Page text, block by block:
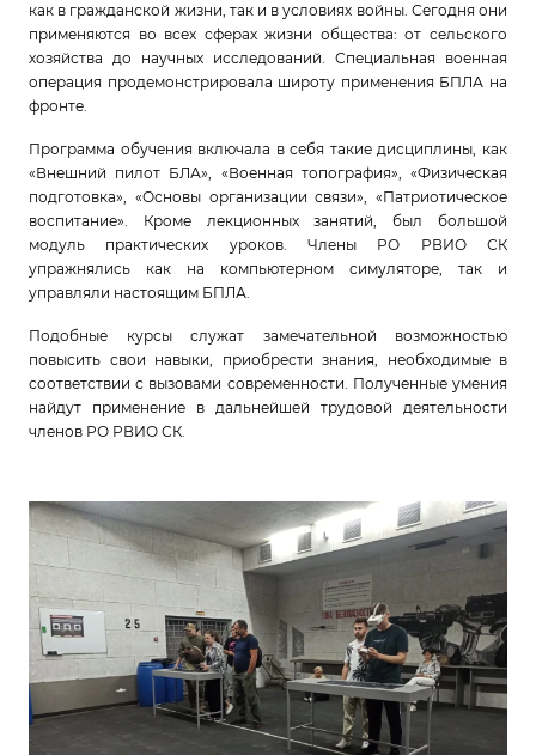
как в гражданской жизни, так и в условиях войны. Сегодня они
применяются во всех сферах жизни общества: от сельского
хозяйства до научных исследований. Специальная военная
операция продемонстрировала широту применения БПЛА на
фронте.
Программа обучения включала в себя такие дисциплины, как
«Внешний пилот БЛА», «Военная топография», «Физическая
подготовка», «Основы организации связи», «Патриотическое
воспитание». Кроме лекционных занятий, был большой
модуль практических уроков. Члены РО РВИО СК
упражнялись как на компьютерном симуляторе, так и
управляли настоящим БПЛА.
Подобные курсы служат замечательной возможностью
повысить свои навыки, приобрести знания, необходимые в
соответствии с вызовами современности. Полученные умения
найдут применение в дальнейшей трудовой деятельности
членов РО РВИО СК.